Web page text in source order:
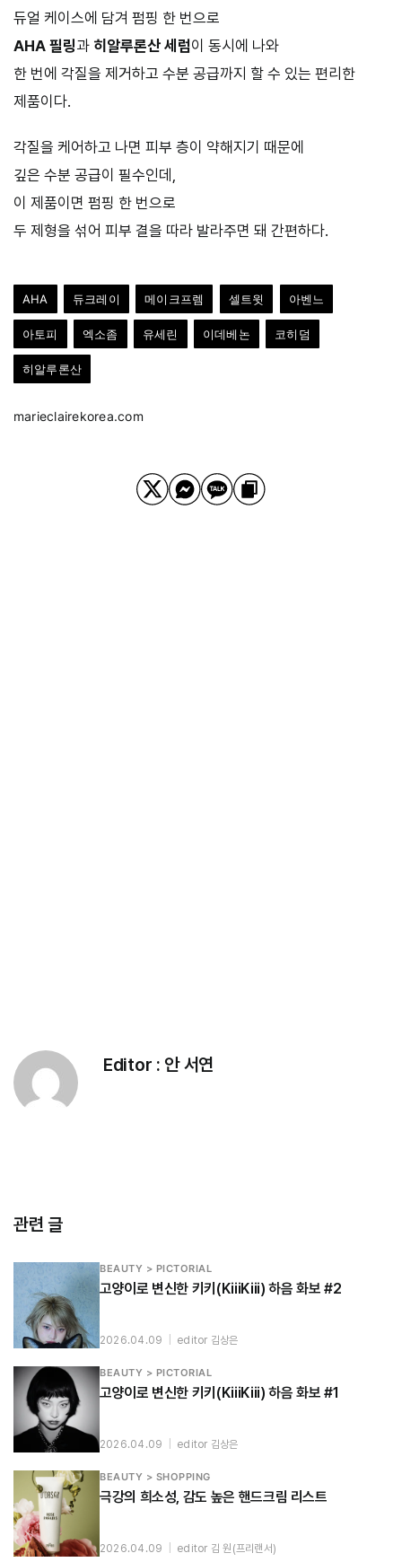
듀얼 케이스에 담겨 펌핑 한 번으로
AHA 필링과 히알루론산 세럼이 동시에 나와
한 번에 각질을 제거하고 수분 공급까지 할 수 있는 편리한
제품이다.
각질을 케어하고 나면 피부 층이 약해지기 때문에
깊은 수분 공급이 필수인데,
이 제품이면 펌핑 한 번으로
두 제형을 섞어 피부 결을 따라 발라주면 돼 간편하다.
AHA 듀크레이 메이크프렘 셀트윗 아벤느
아토피 엑소좀 유세린 이데베논 코히덤
히알루론산
marieclairekorea.com
Editor : 안 서연
관련 글
BEAUTY > PICTORIAL
고양이로 변신한 키키(KiiiKiii) 하음 화보 #2
2026.04.09 editor 김상은
BEAUTY > PICTORIAL
고양이로 변신한 키키(KiiiKiii) 하음 화보 #1
2026.04.09 editor 김상은
BEAUTY > SHOPPING
극강의 희소성, 감도 높은 핸드크림 리스트
2026.04.09 editor 김 원(프리랜서)